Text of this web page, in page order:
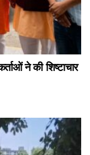
ने की शिष्टाचार